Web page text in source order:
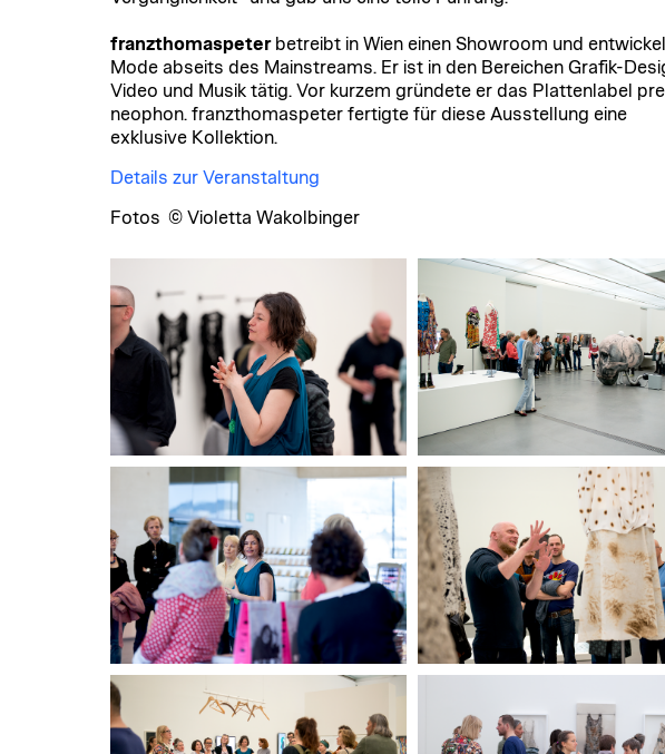
franzthomaspeterbetreibt in Wien einen Showroom und
Mode abseits des Mainstreams. Er ist in den Bereichen Grafik-
Video und Musik tätig. Vor kurzem gründete er das Plattenlabel
neophon. franzthomaspeter fertigte für diese Ausstellung eine
exklusive Kollektion.
Details zur Veranstaltung
Fotos © Violetta Wakolbinger